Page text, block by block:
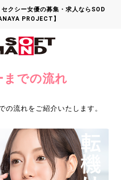
クシー女優の募集・求人ならSOD
PROJECT】
までの流れ
の流れをご紹介いたします。